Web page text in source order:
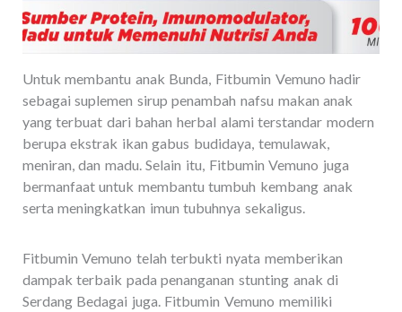
Untuk membantu anak Bunda, Fitbumin Vemuno hadir
sebagai suplemen sirup penambah nafsu makan anak
yang terbuat dari bahan herbal alami terstandar modern
berupa ekstrak ikan gabus budidaya, temulawak,
meniran, dan madu. Selain itu, Fitbumin Vemuno juga
bermanfaat untuk membantu tumbuh kembang anak
serta meningkatkan imun tubuhnya sekaligus.
Fitbumin Vemuno telah terbukti nyata memberikan
dampak terbaik pada penanganan stunting anak di
Serdang Bedagai juga. Fitbumin Vemuno memiliki